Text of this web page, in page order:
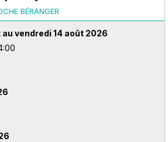
BÉRANGER
vendredi 14 août 2026